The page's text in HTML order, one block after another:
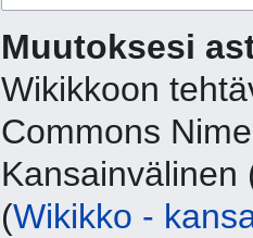
Muutoksesi
Wikikkoon
Commons
Kansainvälinen
(Wikikko -